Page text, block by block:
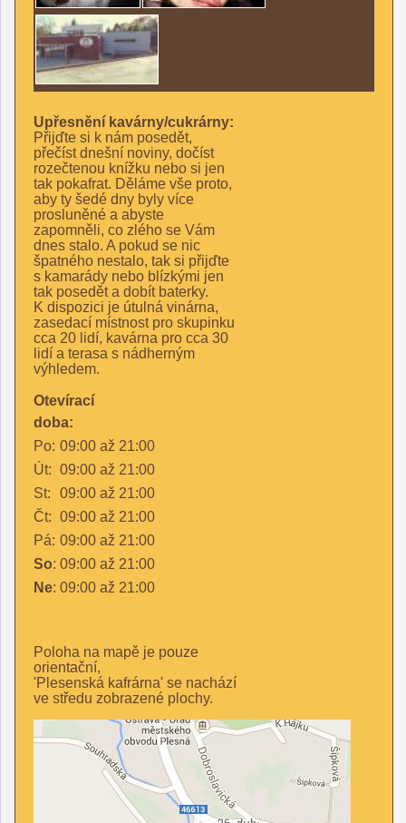
Upřesnění kavárny/cukrárny:
Přijďte si k nám posedět,
přečíst dnešní noviny, dočíst
rozečtenou knížku nebo si jen
tak pokafrat. Děláme vše proto,
aby ty šedé dny byly více
prosluněné a abyste
zapomněli, co zlého se Vám
dnes stalo. A pokud se nic
špatného nestalo, tak si přijďte
s kamarády nebo blízkými jen
tak posedět a dobít baterky.
K dispozici je útulná vinárna,
zasedací místnost pro skupinku
cca 20 lidí, kavárna pro cca 30
lidí a terasa s nádherným
výhledem.
Otevírací
doba:
Po: 09:00 až 21:00
Út: 09:00 až 21:00
St:
09:00 až 21:00
Čt: 09:00 až 21:00
Pá: 09:00 až 21:00
So: 09:00 až 21:00
Ne: 09:00 až 21:00
Poloha na mapě je pouze
orientační,
'Plesenská kafrárna' se nachází
ve středu zobrazené plochy.